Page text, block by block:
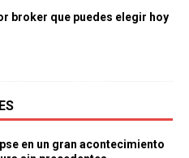
broker que puedes elegir hoy
en un gran acontecimiento